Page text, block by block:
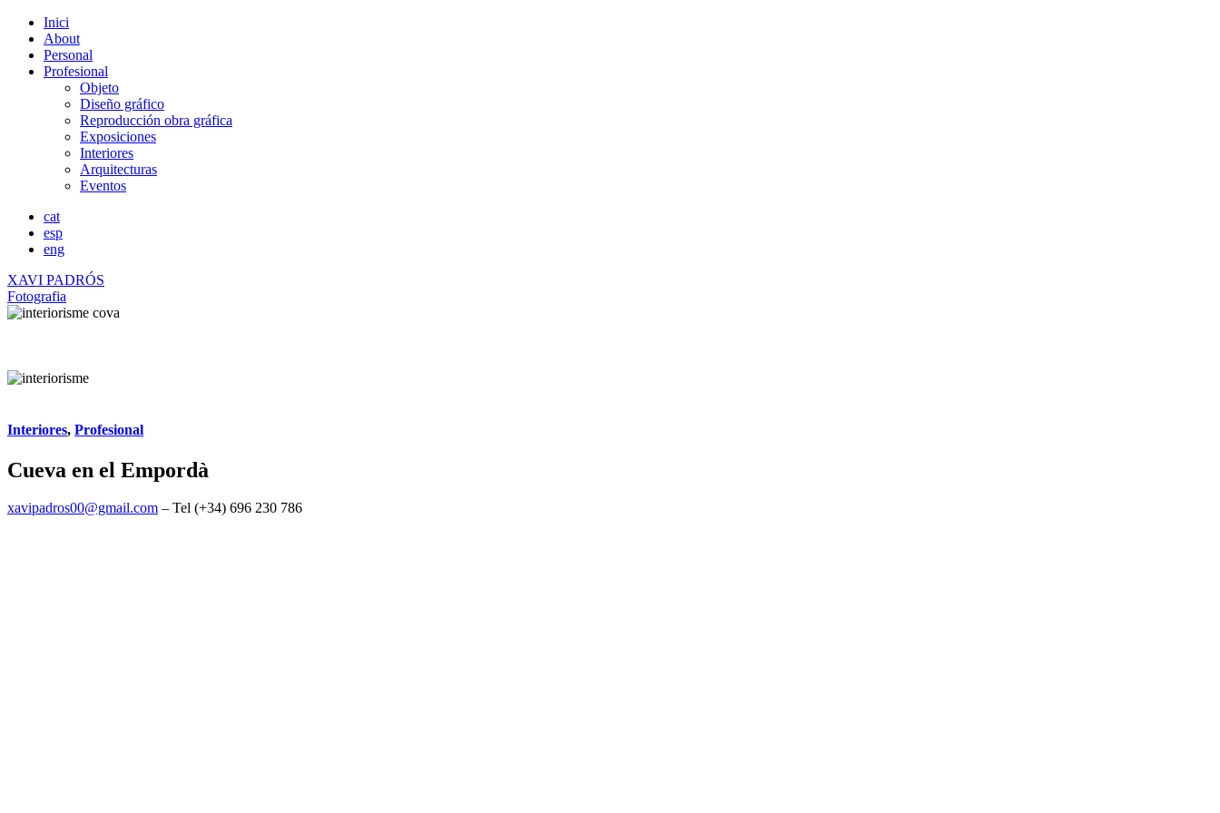
Inici
About
Personal
Profesional
Objeto
Diseño gráfico
Reproducción obra gráfica
Exposiciones
Interiores
Arquitecturas
Eventos
cat
esp
eng
XAVI PADRÓS
Fotografia
Interiores, Profesional
Cueva en el Empordà
xavipadros00@gmail.com – Tel (+34) 696 230 786